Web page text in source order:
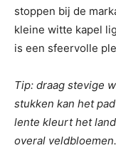
stoppen bij de
kleine witte kapel
is een sfeervolle
Tip: draag stevige
stukken kan het
lente kleurt het
overal veldbloemen.